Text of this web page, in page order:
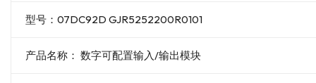
型号：07DC92D GJR5252200R0101
产品名称： 数字可配置输入/输出模块